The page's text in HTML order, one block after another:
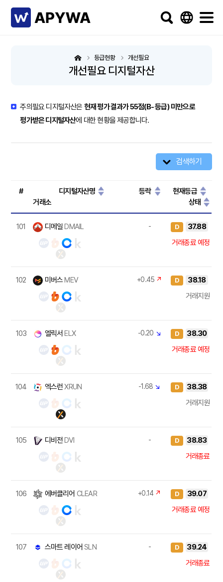
개선필요 디지털자산
등급현황 개선필요
주의필요 디지털자산은 현재 평가 결과가 55점(B- 등급) 미만으로
평가받은 디지털자산에 대한 현황을 제공합니다.
검색하기
# 디지털자산명 등락
현재등급
거래소
상태
101 디메일DMAIL - D
37.88
거래종료 예정
102 미버스MEV +0.45 ↗ D
38.18
거래지원
103 엘릭서ELX -0.20 ↘ D
38.30
거래종료 예정
104 엑스런XRUN -1.68 ↘ D
38.38
거래지원
105 디비전DVI - D
38.83
거래종료
106 에버클리어 CLEAR +0.14 ↗ D
39.07
거래종료 예정
107 스마트 레이어SLN - D
39.24
거래종료